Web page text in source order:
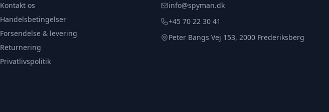
Kontakt os
Handelsbetingelser
Forsendelse & levering
Returnering
Privatlivspolitik
info@spyman.dk
+45 70 22 30 41
Peter Bangs Vej 153, 2000 Frederiksberg